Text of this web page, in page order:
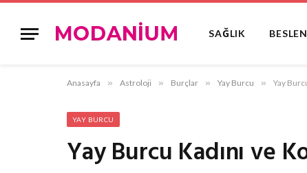
SAĞLIK
Anasayfa » Astroloji » Burçlar » Yay Burcu » Yay
YAY BURCU
Yay Burcu Kadını ve